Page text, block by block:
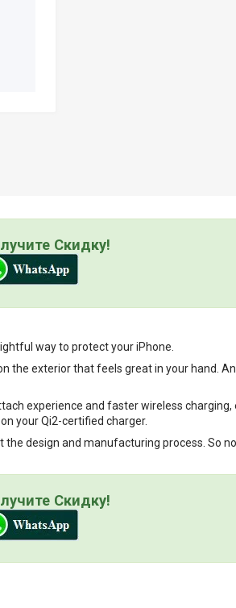
Скидку!
way to protect your iPhone.
exterior that feels great in your hand.
experience and faster wireless charging,
your Qi2-certified charger.
design and manufacturing process. So
Скидку!